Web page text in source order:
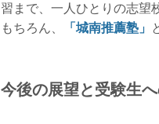
習まで、一人ひとりの志望
もちろん、
「城南推薦塾」
今後の展望と受験生